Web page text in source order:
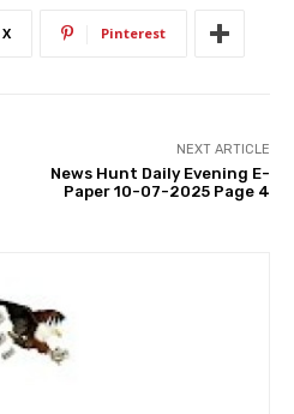
X Pinterest
NEXT ARTICLE
News Hunt Daily Evening E-
Paper 10-07-2025 Page 4